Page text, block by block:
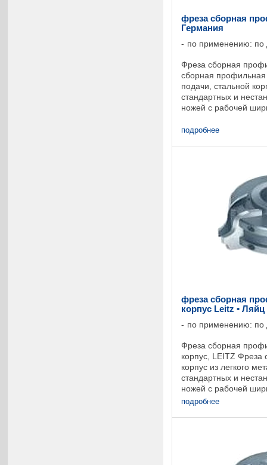
фреза сборная
Германия
по применению: по
Фреза сборная
сборная
подачи, стальной
стандартных и
ножей с рабочей
толщина ножа 4 ...
подробнее
фреза сборная
корпус Leitz •
по применению: по
Фреза сборная
корпус, LEITZ
корпус из легкого
стандартных и
ножей с рабочей
глубиной профиля
подробнее